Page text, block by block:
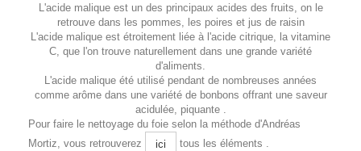
L'acide malique est un des principaux acides des fruits, on le
retrouve dans les pommes, les poires et jus de raisin
L'acide malique est étroitement liée à l'acide citrique, la vitamine
C, que l'on trouve naturellement dans une grande variété
d'aliments.
L'acide malique été utilisé pendant de nombreuses années
comme arôme dans une variété de bonbons offrant une saveur
acidulée, piquante .
Pour faire le nettoyage du foie selon la méthode d'Andréas
Mortiz, vous retrouverez
ici
tous les éléments .